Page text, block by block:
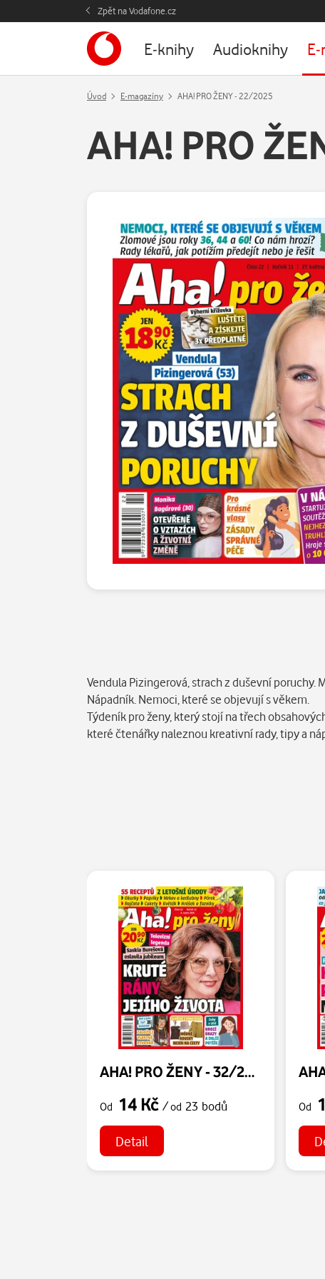
Zpět na Vodafone.cz
E-knihy Audioknihy
Úvod E-magazíny AHA! PRO ŽENY - 22/2025
AHA! PRO
Vendula Pizingerová, strach z duševní poruchy.
Nápadník. Nemoci, které se objevují s věkem.
Týdeník pro ženy, který stojí na třech
které čtenářky naleznou kreativní rady, tipy a
AHA! PRO ŽENY - 32/2026
Od 14 Kč /od 23 bodů
Detail
Od